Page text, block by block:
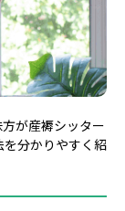
が産褥シッター
を分かりやすく紹